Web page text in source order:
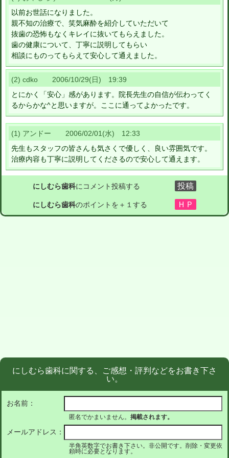
以前お世話になりました。
親不知の治療で、笑気麻酔を紹介していただいて
抜歯の恐怖もなくキレイに抜いてもらえました。
歯の健康について、丁寧に説明してもらい
相談にものってもらえて安心して通えました。
(2) cdko 2006/10/29(日) 19:39
とにかく「安心」感があります。院長先生の自信が伝わってく
るからかな^と思いますが。ここに通ってよかったです。
(1) アンドー 2006/02/01(水) 12:33
先生もスタッフの皆さんも気さくで優しく、良い雰囲気です。
治療内容も丁寧に説明してくださるので安心して通えます。
にしむら歯科にコメント投稿する
にしむら歯科のポイントを＋１する
にしむら歯科に関する、ご感想・評判などをお書き下さ
い。
お名前：
匿名でかまいません。 掲載されます。
メールアドレス：
半角英数字でお書き下さい。非公開です。削除・変更依
頼時に必要となります。